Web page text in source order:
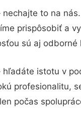
nechajte to na
prispôsobiť a
sú aj
hľadáte istotu v
profesionalitu,
počas